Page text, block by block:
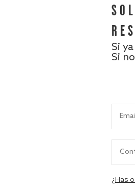
Si
Si
¿Has